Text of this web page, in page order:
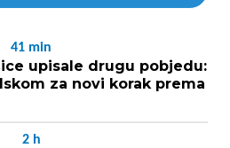
41 min
upisale drugu pobjedu:
za novi korak prema
2 h